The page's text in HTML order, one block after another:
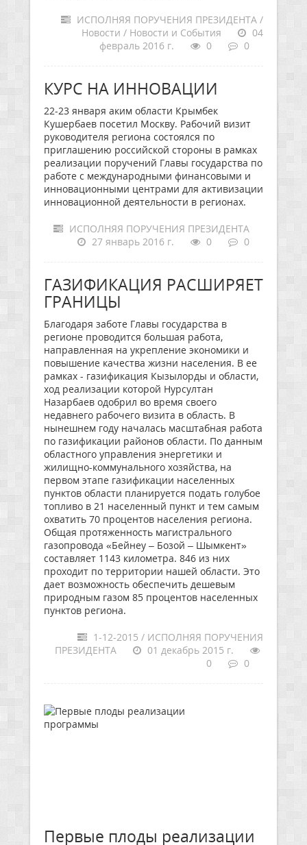
ИСПОЛНЯЯ ПОРУЧЕНИЯ ПРЕЗИДЕНТА /
Новости / Новости и События
04
февраль 2016 г.
0 0
КУРС НА ИННОВАЦИИ
22-23 января аким области Крымбек
Кушербаев посетил Москву. Рабочий визит
руководителя региона состоялся по
приглашению российской стороны в рамках
реализации поручений Главы государства по
работе с международными финансовыми и
инновационными центрами для активизации
инновационной деятельности в регионах.
ИСПОЛНЯЯ ПОРУЧЕНИЯ ПРЕЗИДЕНТА
27 январь 2016 г.
0 0
ГАЗИФИКАЦИЯ РАСШИРЯЕТ
ГРАНИЦЫ
Благодаря заботе Главы государства в
регионе проводится большая работа,
направленная на укрепление экономики и
повышение качества жизни населения. В ее
рамках - газификация Кызылорды и области,
ход реализации которой Нурсултан
Назарбаев одобрил во время своего
недавнего рабочего визита в область. В
нынешнем году началась масштабная работа
по газификации районов области. По данным
областного управления энергетики и
жилищно-коммунального хозяйства, на
первом этапе газификации населенных
пунктов области планируется подать голубое
топливо в 21 населенный пункт и тем самым
охватить 70 процентов населения региона.
Общая протяженность магистрального
газопровода «Бейнеу – Бозой – Шымкент»
составляет 1143 километра. 846 из них
проходит по территории нашей области. Это
дает возможность обеспечить дешевым
природным газом 85 процентов населенных
пунктов региона.
1-12-2015 / ИСПОЛНЯЯ ПОРУЧЕНИЯ
ПРЕЗИДЕНТА
01 декабрь 2015 г.
0
0
Первые плоды реализации